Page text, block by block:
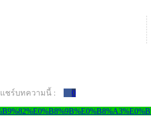
แชร์บทความนี้ : 0